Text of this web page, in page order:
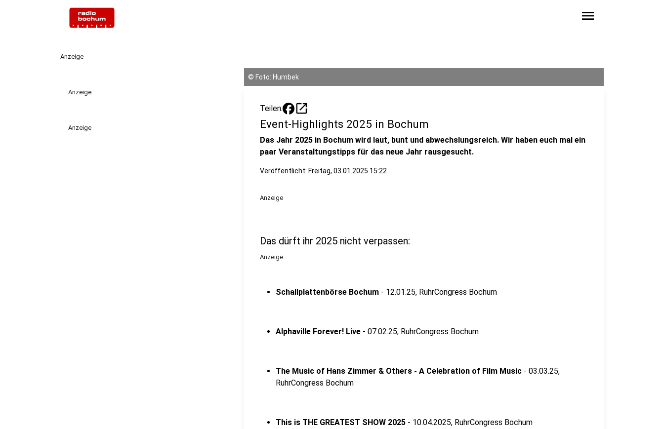
menu
Anzeige
Anzeige
Anzeige
© Foto: Humbek
Teilen: open_in_new
Event-Highlights 2025 in Bochum
Das Jahr 2025 in Bochum wird laut, bunt und abwechslungsreich. Wir haben euch mal ein
paar Veranstaltungstipps für das neue Jahr rausgesucht.
Veröffentlicht: Freitag, 03.01.2025 15:22
Anzeige
Das dürft ihr 2025 nicht verpassen:
Anzeige
Schallplattenbörse Bochum - 12.01.25, RuhrCongress Bochum
Alphaville Forever! Live - 07.02.25, RuhrCongress Bochum
The Music of Hans Zimmer & Others - A Celebration of Film Music - 03.03.25,
RuhrCongress Bochum
This is THE GREATEST SHOW 2025 - 10.04.2025, RuhrCongress Bochum